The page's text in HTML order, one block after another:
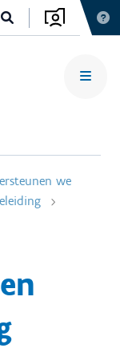
we